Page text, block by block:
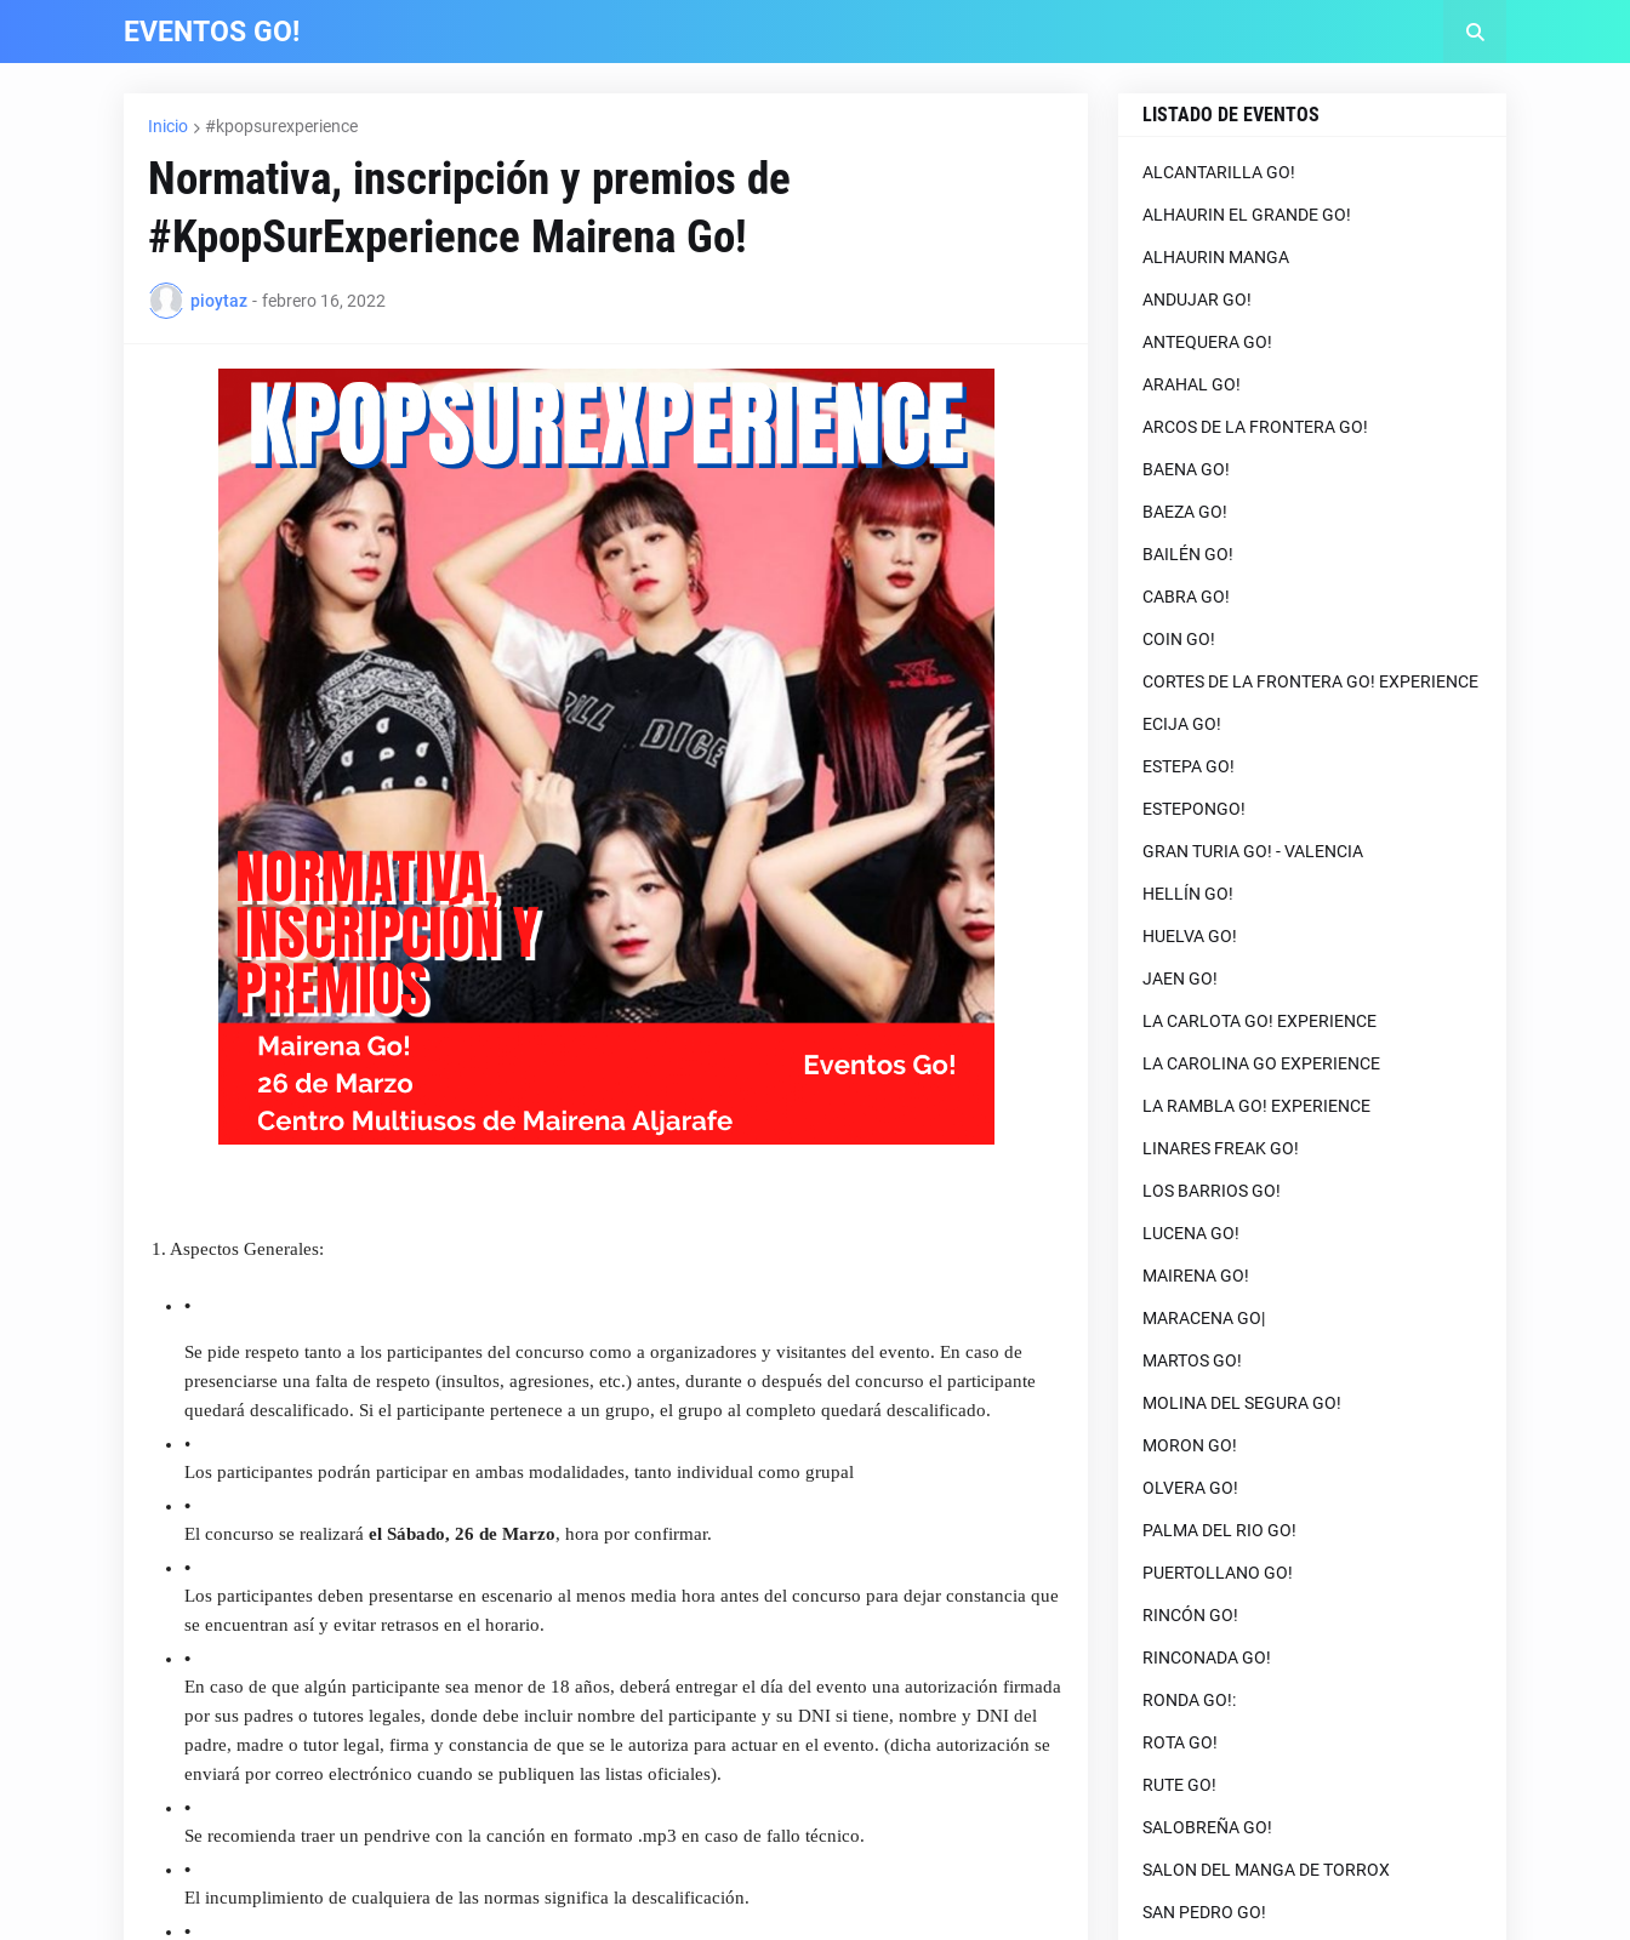
EVENTOS GO!
Inicio #kpopsurexperience
Normativa, inscripción y premios de
#KpopSurExperience Mairena Go!
pioytaz - febrero 16, 2022
1. Aspectos Generales:
Se pide respeto tanto a los participantes del concurso como a organizadores y visitantes del evento. En caso de
presenciarse una falta de respeto (insultos, agresiones, etc.) antes, durante o después del concurso el participante
quedará descalificado. Si el participante pertenece a un grupo, el grupo al completo quedará descalificado.
Los participantes podrán participar en ambas modalidades, tanto individual como grupal
El concurso se realizará el Sábado, 26 de Marzo, hora por confirmar.
Los participantes deben presentarse en escenario al menos media hora antes del concurso para dejar constancia que
se encuentran así y evitar retrasos en el horario.
En caso de que algún participante sea menor de 18 años, deberá entregar el día del evento una autorización firmada
por sus padres o tutores legales, donde debe incluir nombre del participante y su DNI si tiene, nombre y DNI del
padre, madre o tutor legal, firma y constancia de que se le autoriza para actuar en el evento. (dicha autorización se
enviará por correo electrónico cuando se publiquen las listas oficiales).
Se recomienda traer un pendrive con la canción en formato .mp3 en caso de fallo técnico.
El incumplimiento de cualquiera de las normas significa la descalificación.
LISTADO DE EVENTOS
ALCANTARILLA GO!
ALHAURIN EL GRANDE GO!
ALHAURIN MANGA
ANDUJAR GO!
ANTEQUERA GO!
ARAHAL GO!
ARCOS DE LA FRONTERA GO!
BAENA GO!
BAEZA GO!
BAILÉN GO!
CABRA GO!
COIN GO!
CORTES DE LA FRONTERA GO! EXPERIENCE
ECIJA GO!
ESTEPA GO!
ESTEPONGO!
GRAN TURIA GO! - VALENCIA
HELLÍN GO!
HUELVA GO!
JAEN GO!
LA CARLOTA GO! EXPERIENCE
LA CAROLINA GO EXPERIENCE
LA RAMBLA GO! EXPERIENCE
LINARES FREAK GO!
LOS BARRIOS GO!
LUCENA GO!
MAIRENA GO!
MARACENA GO|
MARTOS GO!
MOLINA DEL SEGURA GO!
MORON GO!
OLVERA GO!
PALMA DEL RIO GO!
PUERTOLLANO GO!
RINCÓN GO!
RINCONADA GO!
RONDA GO!:
ROTA GO!
RUTE GO!
SALOBREÑA GO!
SALON DEL MANGA DE TORROX
SAN PEDRO GO!